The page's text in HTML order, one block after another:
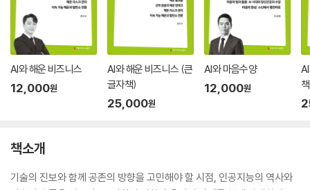
AI와 해운 비즈니스
12,000원
AI와 해운 비즈니스 (큰
글자책)
25,000원
AI와 마음수양
12,000원
책소개
기술의 진보와 함께 공존의 방향을 고민해야 할 시점, 인공지능의 역사와